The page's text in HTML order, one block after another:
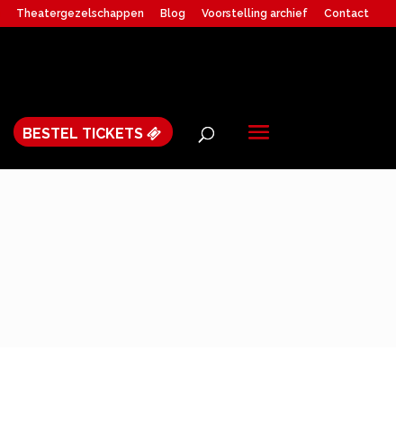
Theatergezelschappen Blog Voorstelling archief Contact
BESTEL TICKETS